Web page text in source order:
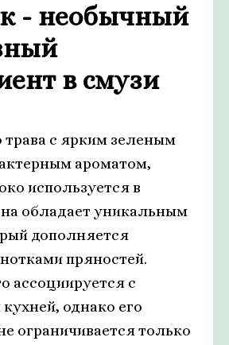
- необычный
в смузи
трава с ярким зеленым
ароматом,
используется в
обладает уникальным
дополняется
пряностей.
ассоциируется с
однако его
ограничивается только